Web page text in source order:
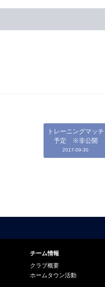
トレーニングマッチ
予定 ※非公開
2017-09-30
チーム情報
クラブ概要
ホームタウン活動